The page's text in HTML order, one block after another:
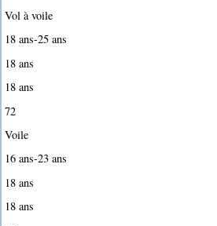
Vol à voile
18 ans-25 ans
18 ans
18 ans
72
Voile
16 ans-23 ans
18 ans
18 ans